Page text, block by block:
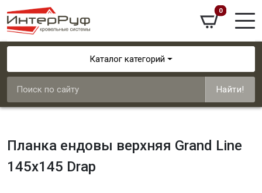
0
Каталог категорий
Найти!
Планка ендовы верхняя Grand Line
145х145 Drap